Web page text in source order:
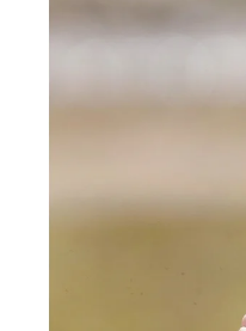
395 Kč